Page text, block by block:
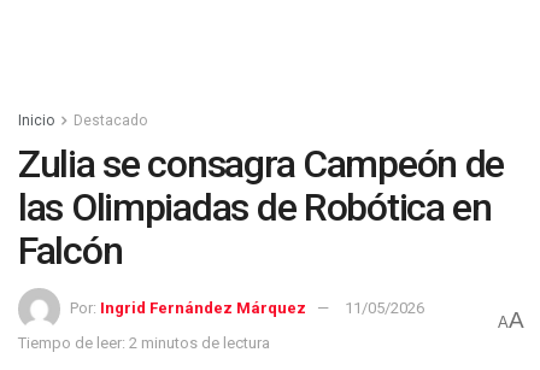
Inicio Destacado
Zulia se consagra Campeón de
las Olimpiadas de Robótica en
Falcón
Por: Ingrid Fernández Márquez
11/05/2026
Tiempo de leer: 2 minutos de lectura
AA